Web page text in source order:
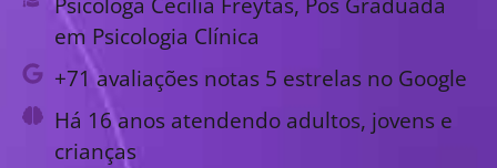
em Psicologia Clínica
+71 avaliações notas 5 estrelas no Google
Há 16 anos atendendo adultos, jovens e
crianças